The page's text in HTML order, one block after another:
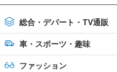
総合・デパート・TV通販
車・スポーツ・ 趣味
ファッション